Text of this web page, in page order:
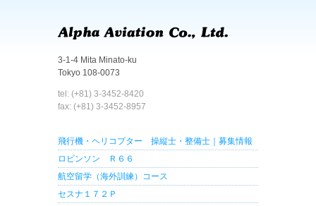
3-1-4 Mita Minato-ku
Tokyo 108-0073
tel: (+81) 3-3452-8420
fax: (+81) 3-3452-8957
飛行機・ヘリコプター 操縦士・整備士｜募集情報
ロビンソン Ｒ６６
航空留学（海外訓練）コース
セスナ１７２Ｐ